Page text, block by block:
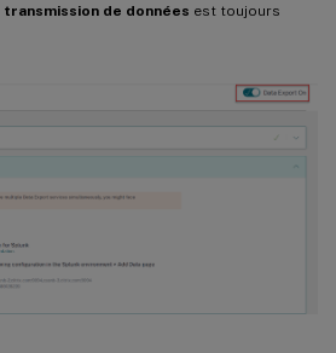
transmission de données est toujours